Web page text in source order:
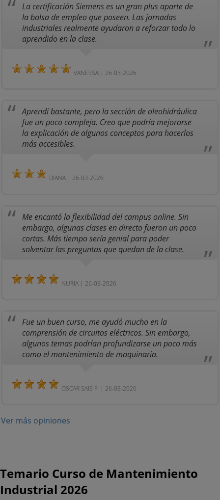
La certificación Siemens es un gran plus aparte de
la bolsa de empleo que poseen. Las jornadas
industriales realmente ayudaron a reforzar todo lo
aprendido en la clase.
VANESSA | 26-03-2026
Aprendí bastante, pero la sección de oleohidráulica
fue un poco compleja. Creo que podría mejorarse
la explicación de algunos conceptos para hacerlos
más accesibles.
DIANA | 26-03-2026
Me encantó la flexibilidad del campus online. Sin
embargo, algunas clases en directo fueron un poco
cortas. Más tiempo sería genial para poder
solventar las preguntas que quedan de la clase.
NURIA | 26-03-2026
Fue un buen curso, me ayudó mucho en la
comprensión de circuitos eléctricos. Sin embargo,
algunos temas podrían profundizarse un poco más
como el mantenimiento de maquinaria.
OSCAR SAIS F. | 26-03-2026
Ver más opiniones
Temario Curso de Mantenimiento
Industrial 2026